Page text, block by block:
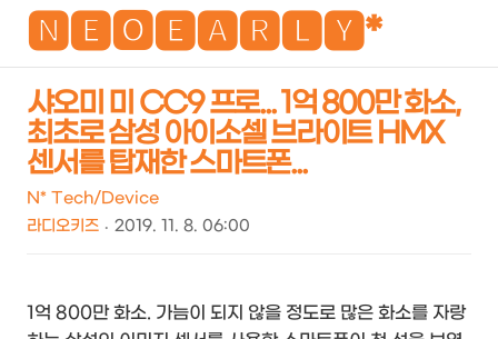
🅽🅴🅾🅴🅰🆁🅻🆈*
검
샤오미 미 CC9 프로... 1억 800만 화소,
최초로 삼성 아이소셀 브라이트 HMX
센서를 탑재한 스마트폰...
N* Tech/Device
라디오키즈
2019. 11. 8. 06:00
1억 800만 화소. 가늠이 되지 않을 정도로 많은 화소를 자랑